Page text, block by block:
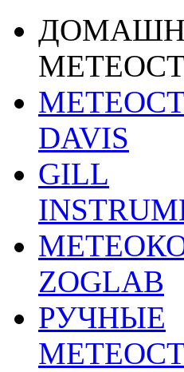
DAVIS
GILL
ZOGLAB
РУЧНЫЕ